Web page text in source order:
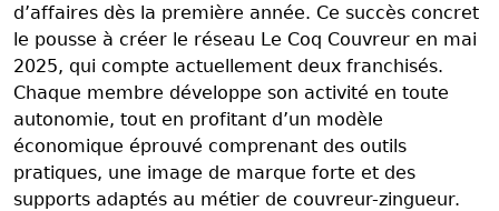
d’affaires dès la première année. Ce succès concret
le pousse à créer le réseau Le Coq Couvreur en mai
2025, qui compte actuellement deux franchisés.
Chaque membre développe son activité en toute
autonomie, tout en profitant d’un modèle
économique éprouvé comprenant des outils
pratiques, une image de marque forte et des
supports adaptés au métier de couvreur-zingueur.